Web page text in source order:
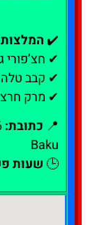
✔️
✔ חצ’פורי
✔ קבב טלה
✔ מרק
📍 כתובת:
Baku
🕒 שעות